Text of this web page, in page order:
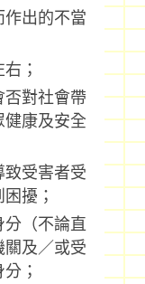
作出的不當
；
否對社會帶
健康及安全
致受害者受
擾；
分（不論直
關及／或受
；